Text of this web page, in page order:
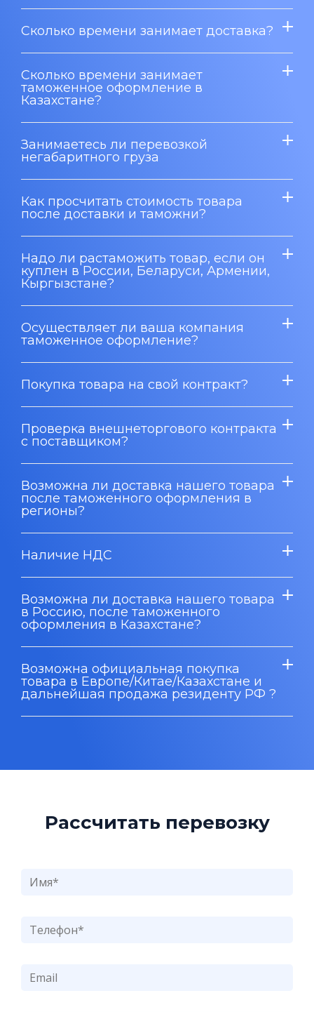
Сколько времени занимает доставка?
Сколько времени занимает
таможенное оформление в
Казахстане?
Занимаетесь ли перевозкой
негабаритного груза
Как просчитать стоимость товара
после доставки и таможни?
Надо ли растаможить товар, если он
куплен в России, Беларуси, Армении,
Кыргызстане?
Осуществляет ли ваша компания
таможенное оформление?
Покупка товара на свой контракт?
Проверка внешнеторгового контракта
с поставщиком?
Возможна ли доставка нашего товара
после таможенного оформления в
регионы?
Наличие НДС
Возможна ли доставка нашего товара
в Россию, после таможенного
оформления в Казахстане?
Возможна официальная покупка
товара в Европе/Китае/Казахстане и
дальнейшая продажа резиденту РФ ?
Рассчитать перевозку